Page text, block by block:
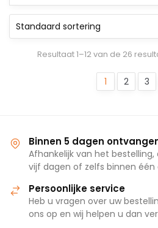
Resultaat 1–12 van de 26
1 2 3
Binnen 5 dagen
Afhankelijk van het
vijf dagen of zelfs binnen één
Persoonlijke service
Heb u vragen over uw
ons op en wij helpen u dan